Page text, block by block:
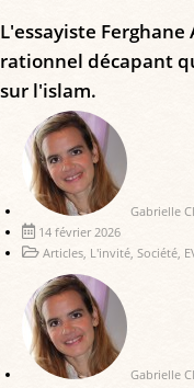
L'essayiste
rationnel décapant
sur l'islam.
Gabrielle
14 février 2026
Articles L'invité Société
Gabrielle